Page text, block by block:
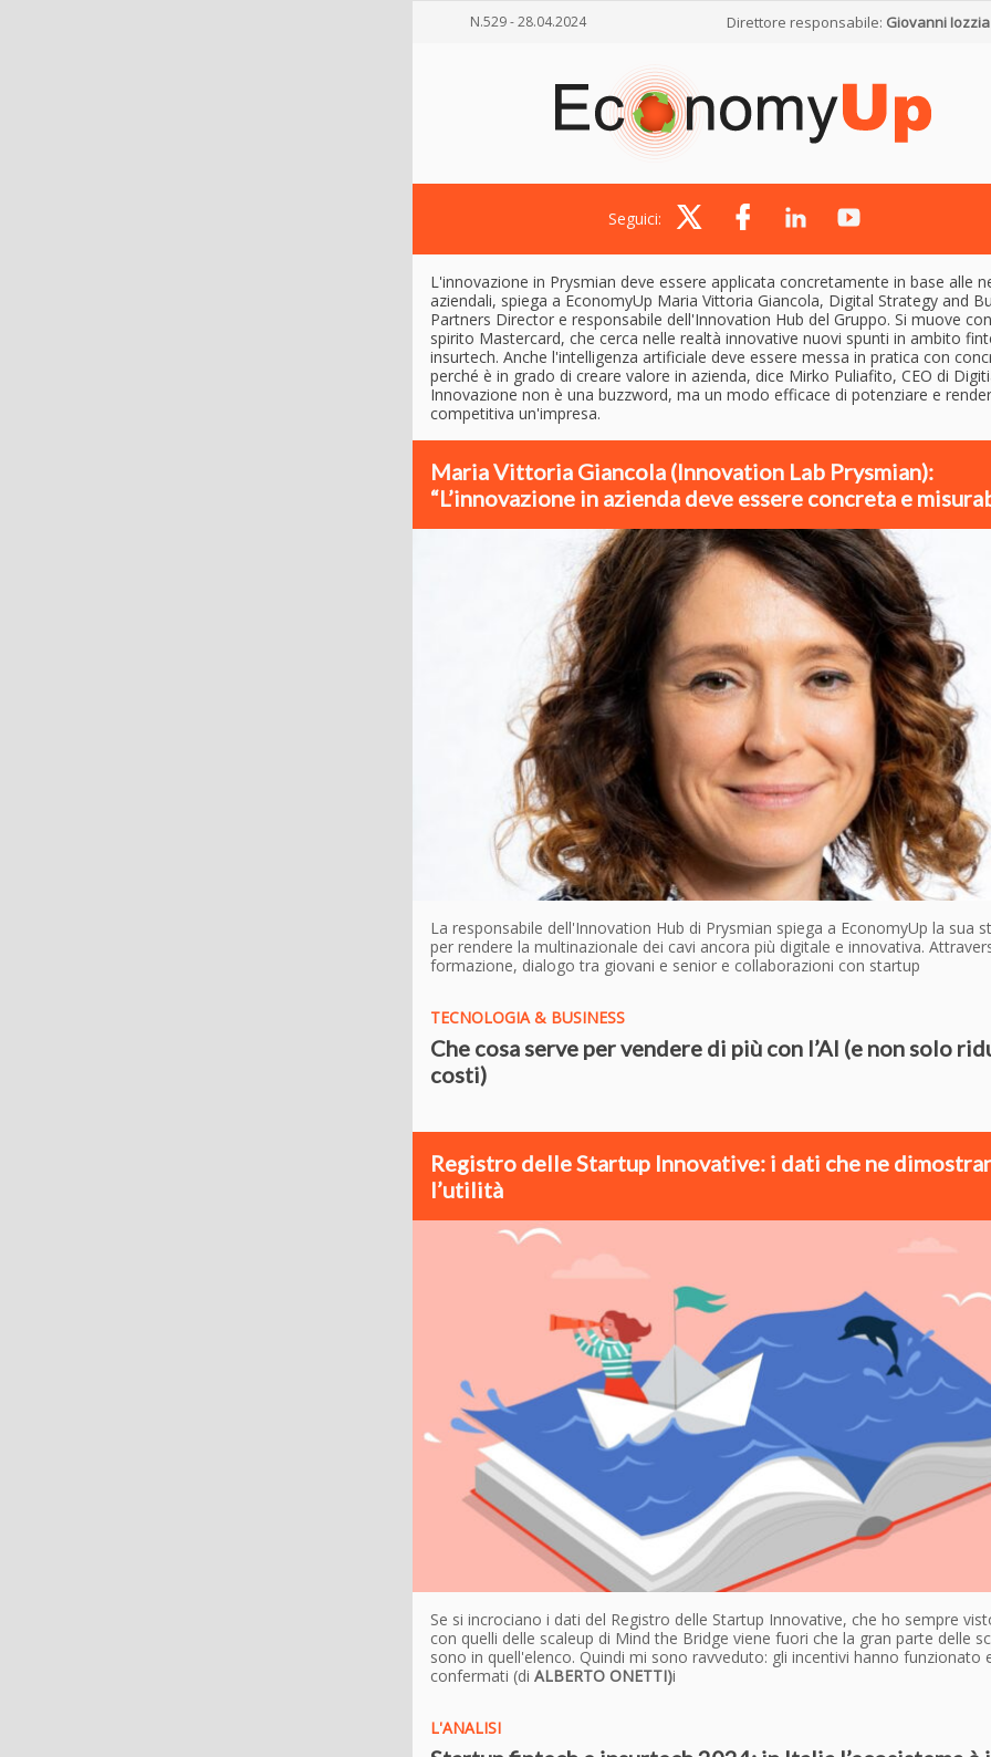
N.529 - 28.04.2024 Direttore responsabile: Giovanni Iozzia
Seguici:
L'innovazione in Prysmian deve essere applicata concretamente in base alle
aziendali, spiega a EconomyUp Maria Vittoria Giancola, Digital Strategy and
Partners Director e responsabile dell'Innovation Hub del Gruppo. Si muove
spirito Mastercard, che cerca nelle realtà innovative nuovi spunti in ambito
insurtech. Anche l'intelligenza artificiale deve essere messa in pratica con
perché è in grado di creare valore in azienda, dice Mirko Puliafito, CEO di
Innovazione non è una buzzword, ma un modo efficace di potenziare e
competitiva un'impresa.
Maria Vittoria Giancola (Innovation Lab Prysmian):
“L’innovazione in azienda deve essere concreta e
La responsabile dell'Innovation Hub di Prysmian spiega a EconomyUp la sua
per rendere la multinazionale dei cavi ancora più digitale e innovativa.
formazione, dialogo tra giovani e senior e collaborazioni con startup
TECNOLOGIA & BUSINESS
Che cosa serve per vendere di più con l’AI (e non solo
costi)
Registro delle Startup Innovative: i dati che ne
l’utilità
Se si incrociano i dati del Registro delle Startup Innovative, che ho sempre
con quelli delle scaleup di Mind the Bridge viene fuori che la gran parte delle
sono in quell'elenco. Quindi mi sono ravveduto: gli incentivi hanno funzionato
confermati (di ALBERTO ONETTI)i
L'ANALISI